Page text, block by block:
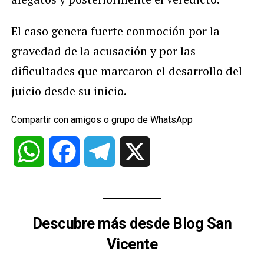
El caso genera fuerte conmoción por la
gravedad de la acusación y por las
dificultades que marcaron el desarrollo del
juicio desde su inicio.
Compartir con amigos o grupo de WhatsApp
WhatsApp Facebook Telegram
Descubre más desde Blog San
Vicente